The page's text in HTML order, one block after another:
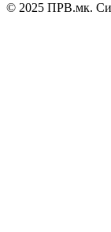
© 2025 ПРВ.мк.